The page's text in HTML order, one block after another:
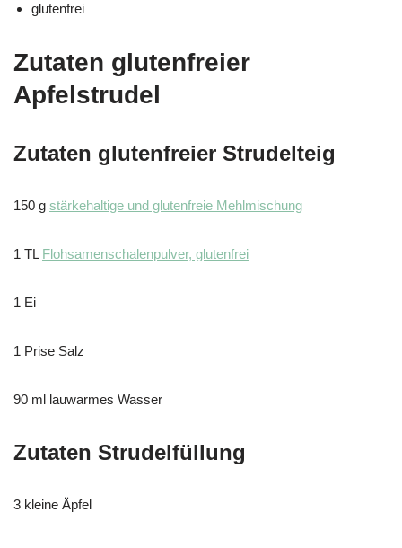
glutenfrei
Zutaten glutenfreier
Apfelstrudel
Zutaten glutenfreier Strudelteig
150 g stärkehaltige und glutenfreie Mehlmischung
1 TL Flohsamenschalenpulver, glutenfrei
1 Ei
1 Prise Salz
90 ml lauwarmes Wasser
Zutaten Strudelfüllung
3 kleine Äpfel